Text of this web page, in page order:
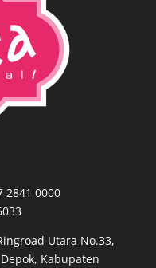
2841 0000
Utara No.33,
Kabupaten